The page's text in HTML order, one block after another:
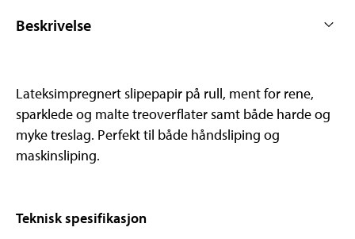
Beskrivelse
Lateksimpregnert slipepapir på rull, ment for rene,
sparklede og malte treoverflater samt både harde og
myke treslag. Perfekt til både håndsliping og
maskinsliping.
Teknisk spesifikasjon